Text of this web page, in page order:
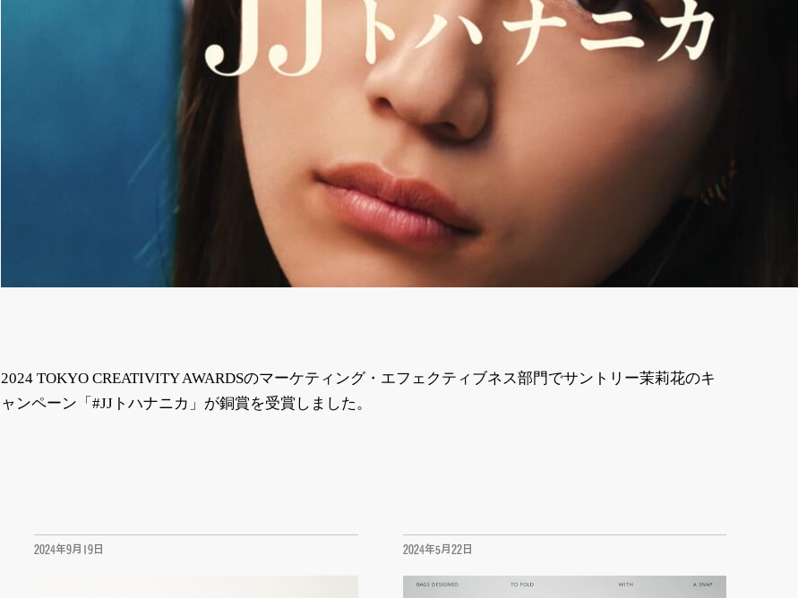
2024 TOKYO CREATIVITY AWARDSのマーケティング・エフェクティブネス部門でサントリー茉莉花のキ
ャンペーン「#JJトハナニカ」が銅賞を受賞しました。
2024年9月19日 2024年5月22日